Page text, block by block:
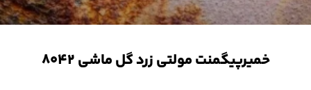
خمیرپیگمنت مولتی زرد گل ماشی ۸۰۴۲